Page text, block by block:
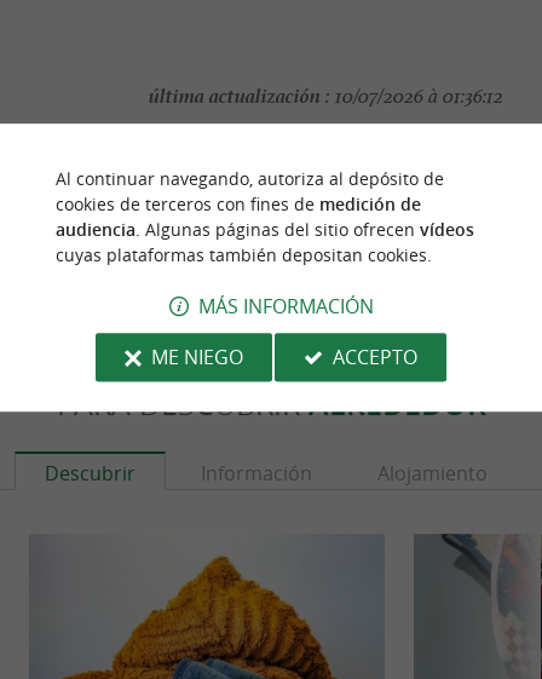
última actualización : 10/07/2026 à 01:36:12
autor de la foto :@Sirtaqui Cf. Communauté
d'Agglomération Pays Basque
PARA DESCUBRIRALREDEDOR
Descubrir Información Alojamiento
Al continuar navegando, autoriza al depósito de
cookies de terceros con fines de medición de
audiencia. Algunas páginas del sitio ofrecen vídeos
cuyas plataformas también depositan cookies.
MÁS INFORMACIÓN
ME NIEGO
ACCEPTO